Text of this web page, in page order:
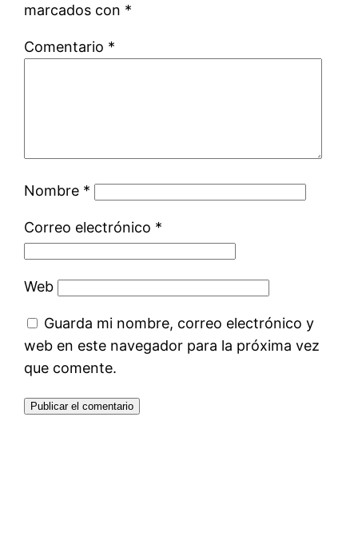
marcados con *
Comentario *
Nombre *
Correo electrónico *
Web
Guarda mi nombre, correo electrónico y
web en este navegador para la próxima vez
que comente.